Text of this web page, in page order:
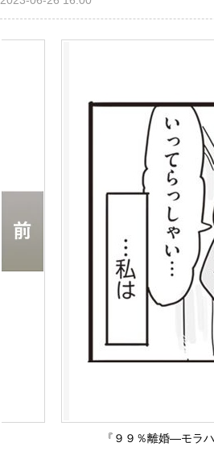
『９９％離婚―モラ